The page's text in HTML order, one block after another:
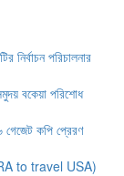
নির্বাচন পরিচালনার
বকেয়া পরিশোধ
কপি প্রেরণ
to travel USA)